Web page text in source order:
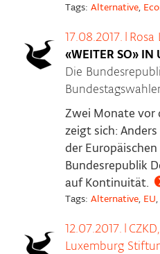
Tags:Alternative,
17.08.2017. |
«WEITER SO» IN
Die
Zwei Monate vor
zeigt sich:
der
Bundesrepublik
auf Kontinuität.
Tags:Alternative, EU,
12.07.2017. |
Luxemburg